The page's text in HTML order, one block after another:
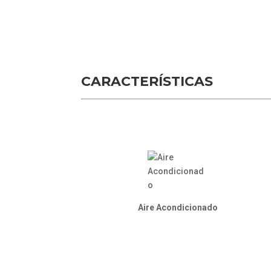
CARACTERÍSTICAS
Aire Acondicionado